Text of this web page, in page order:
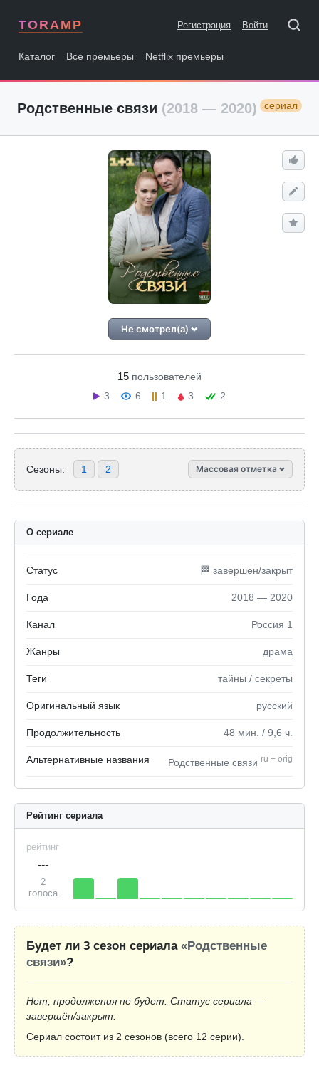
TORAMP Регистрация Войти
Каталог Все премьеры Netflix премьеры
Родственные связи (2018 — 2020) сериал
Не смотрел(а)
15 пользователей
3
6 1 3 2
Сезоны: 1 2 Массовая отметка
О сериале
Статус 🏁 завершен/закрыт
Года 2018 — 2020
Канал Россия 1
Жанры драма
Теги тайны / секреты
Оригинальный язык русский
Продолжительность 48 мин. / 9,6 ч.
Альтернативные названия Родственные связи ru + orig
Рейтинг сериала
рейтинг
---
2
голоса
Будет ли 3 сезон сериала «Родственные
связи»?
Нет, продолжения не будет. Статус сериала —
завершён/закрыт.
Сериал состоит из 2 сезонов (всего 12 серии).